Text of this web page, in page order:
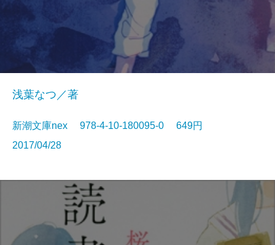
浅葉なつ／著
新潮文庫nex 978-4-10-180095-0 649円
2017/04/28